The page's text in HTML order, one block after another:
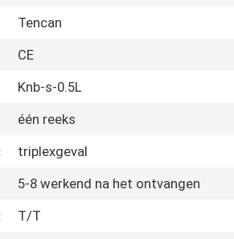
Tencan
CE
Knb-s-0.5L
één reeks
triplexgeval
5-8 werkend na het ontvangen
T/T